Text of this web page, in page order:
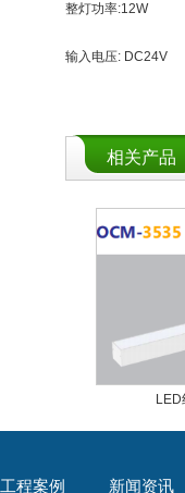
整灯功
输入电
相关产品
工程案例 新闻资讯